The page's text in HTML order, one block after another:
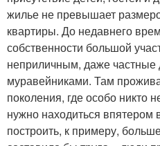
жилье не превышает
квартиры. До недавнего
собственности большой
неприличным, даже частные
муравейниками. Там
поколения, где особо никто
нужно находиться впятером
построить, к примеру,